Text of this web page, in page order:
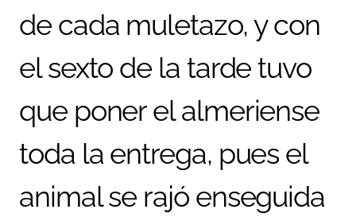
de cada muletazo, y con
el sexto de la tarde tuvo
que poner el almeriense
toda la entrega, pues el
animal se rajó enseguida